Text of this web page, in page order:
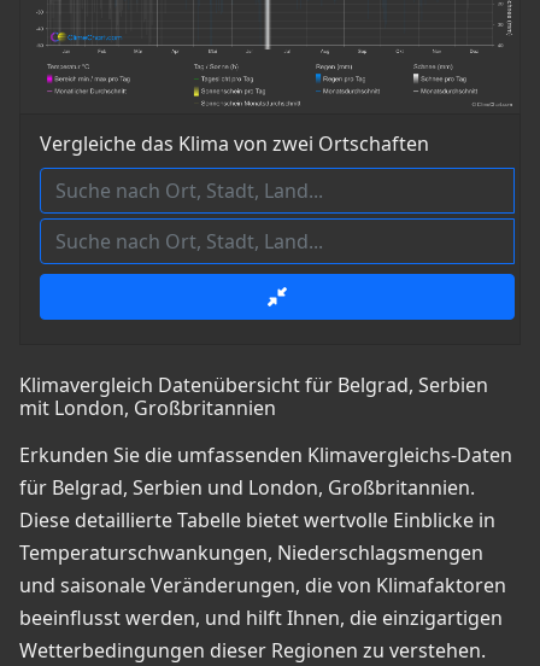
Vergleiche das Klima von zwei Ortschaften
Klimavergleich Datenübersicht für Belgrad, Serbien
mit London, Großbritannien
Erkunden Sie die umfassenden Klimavergleichs-Daten
für Belgrad, Serbien und London, Großbritannien.
Diese detaillierte Tabelle bietet wertvolle Einblicke in
Temperaturschwankungen, Niederschlagsmengen
und saisonale Veränderungen, die von Klimafaktoren
beeinflusst werden, und hilft Ihnen, die einzigartigen
Wetterbedingungen dieser Regionen zu verstehen.